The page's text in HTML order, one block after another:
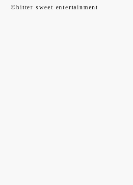
©bitter sweet entertainment